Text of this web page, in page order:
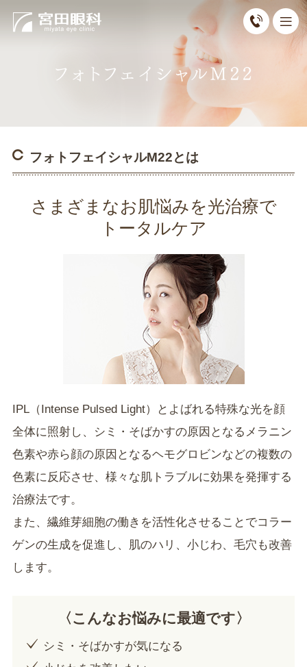
フォトフェイシャルM22とは
さまざまなお肌悩みを光治療で
トータルケア
IPL（Intense Pulsed Light）とよばれる特殊な光を顔
全体に照射し、シミ・そばかすの原因となるメラニン
色素や赤ら顔の原因となるヘモグロビンなどの複数の
色素に反応させ、様々な肌トラブルに効果を発揮する
治療法です。
また、繊維芽細胞の働きを活性化させることでコラー
ゲンの生成を促進し、肌のハリ、小じわ、毛穴も改善
します。
〈こんなお悩みに最適です〉
シミ・そばかすが気になる